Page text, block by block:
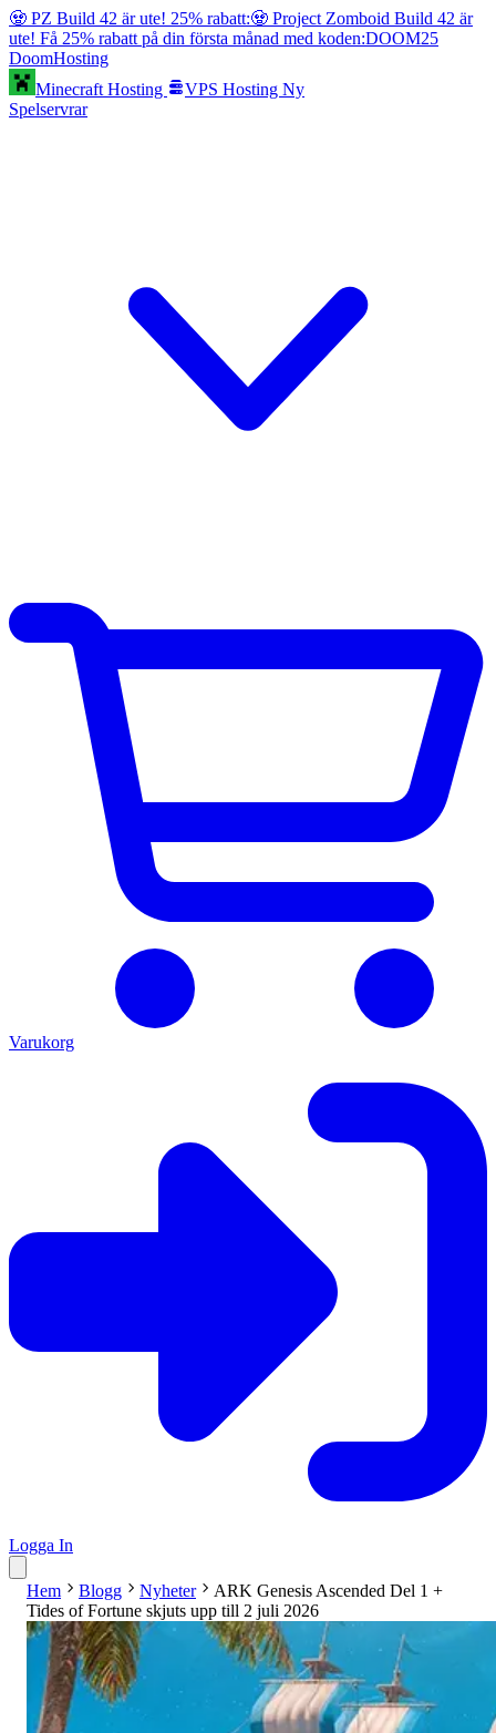
🧟 PZ Build 42 är ute! 25% rabatt:🧟 Project Zomboid Build 42 är
ute! Få 25% rabatt på din första månad med koden:DOOM25
DoomHosting
Minecraft Hosting
VPS Hosting Ny
Spelservrar
Varukorg
Logga In
Hem Blogg Nyheter
ARK Genesis Ascended Del 1 +
Tides of Fortune skjuts upp till 2 juli 2026